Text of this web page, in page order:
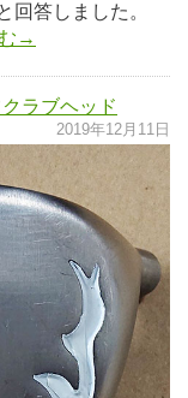
回答しました。
→
ラブヘッド
2019年12月11日